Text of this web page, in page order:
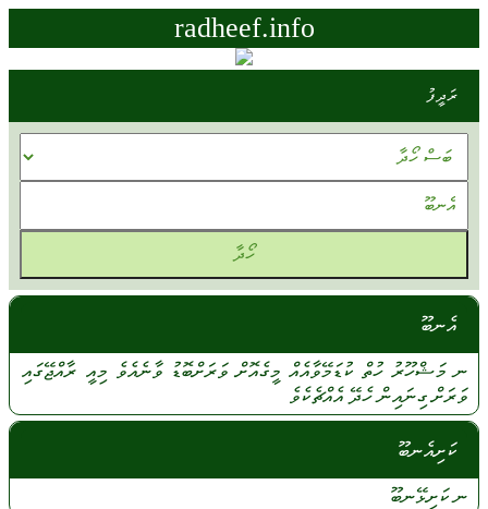
radheef.info
ރަދީފު
އެނބޫ
ނމަޝްހޫރުހުތްކުޑަމޭވާއެއް މީގެއޮށްވަރަށްބޮޑުވާނެއެވެމިއީ ރާއްޖޭގައި
ވަރަށްގިނައިންހެދޭއެއްޗެކެވެ
ކަށިއެނބޫ
ނކަށިޅޭނބޫ